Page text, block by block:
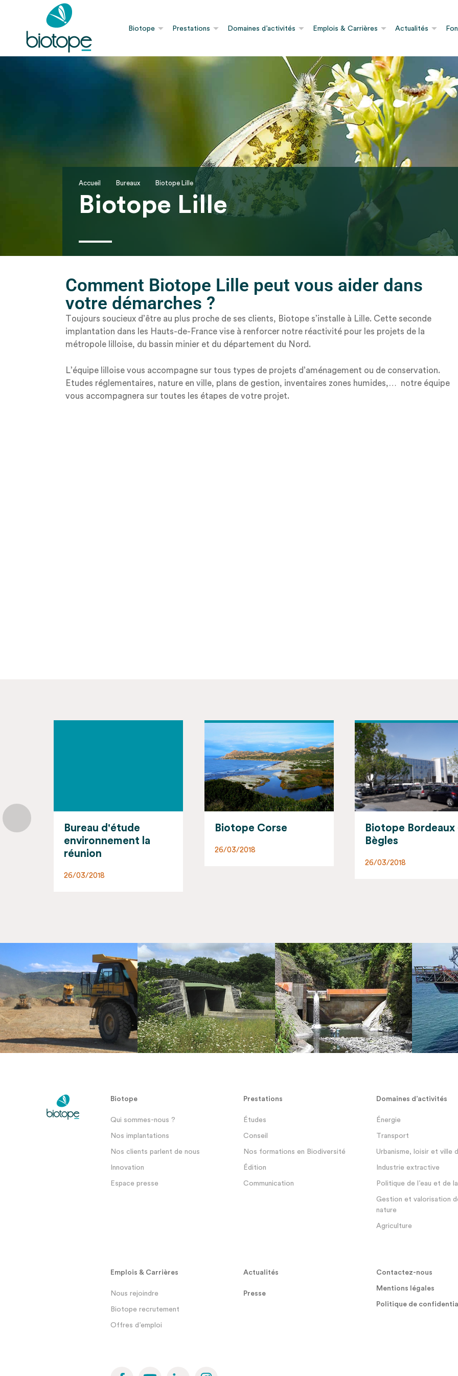
Biotope Prestations Domaines d’activités Emplois & Carrières Actualités
Accueil Bureaux Biotope Lille
Biotope Lille
Comment Biotope Lille peut vous aider dans
votre démarches ?
Toujours soucieux d’être au plus proche de ses clients, Biotope s’installe à Lille. Cette seconde
implantation dans les Hauts-de-France vise à renforcer notre réactivité pour les projets de la
métropole lilloise, du bassin minier et du département du Nord.
L’équipe lilloise vous accompagne sur tous types de projets d’aménagement ou de conservation.
Etudes réglementaires, nature en ville, plans de gestion, inventaires zones humides,… notre équipe
vous accompagnera sur toutes les étapes de votre projet.
Biotope Corse
26/03/2018
Biotope Bordeaux -
Biotope Belgique
Biotope
Qui sommes-nous ?
Nos implantations
Nos clients parlent de nous
Innovation
Espace presse
Prestations
Études
Conseil
Nos formations en Biodiversité
Édition
Communication
Domaines d’activités
Énergie
Transport
Urbanisme, loisir et ville
Industrie extractive
Politique de l’eau et de
Gestion et valorisation
nature
Agriculture
Emplois & Carrières
Nous rejoindre
Biotope recrutement
Offres d’emploi
Actualités
Presse
Contactez-nous
Mentions légales
Politique de